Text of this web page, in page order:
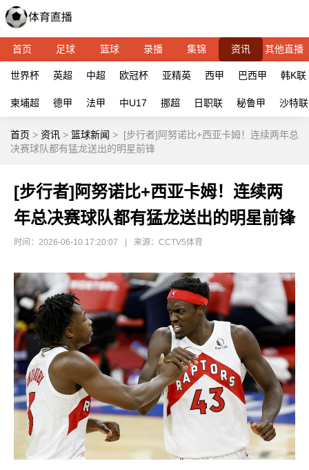
首页 足球 篮球 录播 集锦 资讯 其他直播
世界杯 英超 中超 欧冠杯 亚精英 西甲 巴西甲 韩K联
柬埔超 德甲 法甲 中U17 挪超 日职联 秘鲁甲 沙特联
首页 > 资讯 > 篮球新闻 > [步行者]阿努诺比+西亚卡姆！连续两年总
决赛球队都有猛龙送出的明星前锋
[步行者]阿努诺比+西亚卡姆！连续两
年总决赛球队都有猛龙送出的明星前锋
时间：2026-06-10 17:20:07 来源：CCTV5体育